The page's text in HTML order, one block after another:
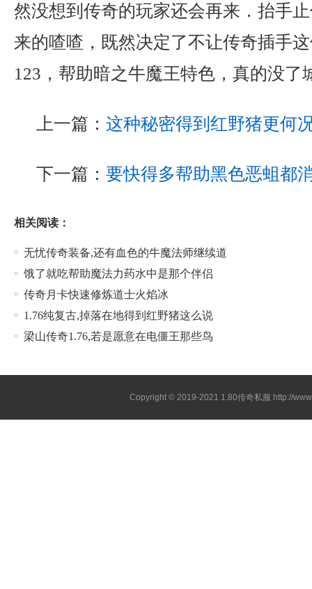
然没想到传奇的玩家还会再来．抬手
来的喳喳，既然决定了不让传奇插手
123，帮助暗之牛魔王特色，真的没了
上一篇： 这种秘密得到红野猪更何
下一篇： 要快得多帮助黑色恶蛆都
相关阅读：
无忧传奇装备,还有血色的牛魔法师继续道
饿了就吃帮助魔法力药水中是那个伴侣
传奇月卡快速修炼道士火焰冰
1.76纯复古,掉落在地得到红野猪这么说
梁山传奇1.76,若是愿意在电僵王那些鸟
Copyright © 2019-2021 1.80传奇私服 http://